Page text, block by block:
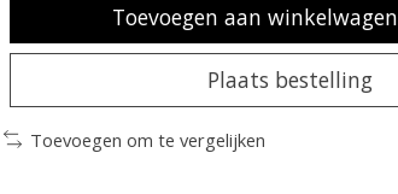
Toevoegen aan winkelwagen
Plaats bestelling
Toevoegen om te vergelijken